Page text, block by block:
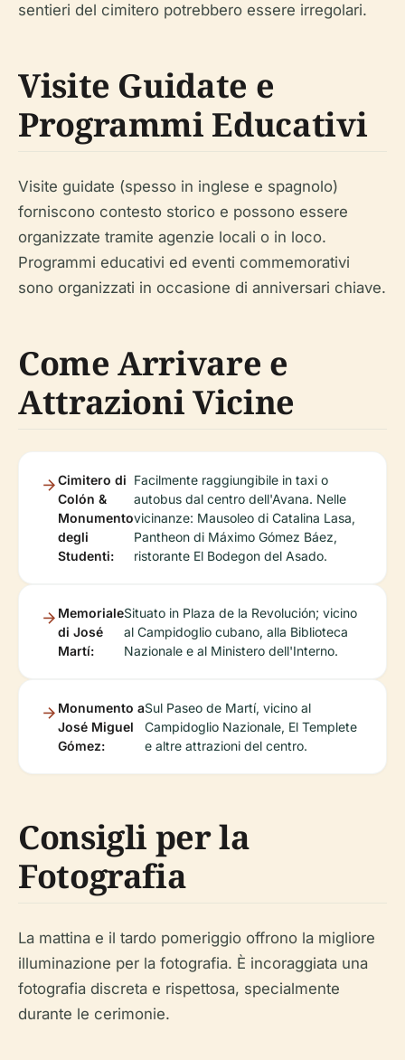
sentieri del cimitero potrebbero essere irregolari.
Visite Guidate e
Programmi Educativi
Visite guidate (spesso in inglese e spagnolo)
forniscono contesto storico e possono essere
organizzate tramite agenzie locali o in loco.
Programmi educativi ed eventi commemorativi
sono organizzati in occasione di anniversari chiave.
Come Arrivare e
Attrazioni Vicine
Cimitero di
Colón &
Monumento
degli
Studenti:
Facilmente raggiungibile in taxi o
autobus dal centro dell'Avana. Nelle
vicinanze: Mausoleo di Catalina Lasa,
Pantheon di Máximo Gómez Báez,
ristorante El Bodegon del Asado.
Memoriale
di José
Martí:
Situato in Plaza de la Revolución; vicino
al Campidoglio cubano, alla Biblioteca
Nazionale e al Ministero dell'Interno.
Monumento a
José Miguel
Gómez:
Sul Paseo de Martí, vicino al
Campidoglio Nazionale, El Templete
e altre attrazioni del centro.
Consigli per la
Fotografia
La mattina e il tardo pomeriggio offrono la migliore
illuminazione per la fotografia. È incoraggiata una
fotografia discreta e rispettosa, specialmente
durante le cerimonie.